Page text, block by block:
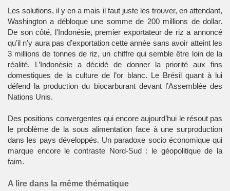
Les solutions, il y en a mais il faut juste les trouver, en attendant,
Washington a débloque une somme de 200 millions de dollar.
De son côté, l’Indonésie, premier exportateur de riz a annoncé
qu’il n’y aura pas d’exportation cette année sans avoir atteint les
3 millions de tonnes de riz, un chiffre qui semble être loin de la
réalité. L’Indonésie a décidé de donner la priorité aux fins
domestiques de la culture de l’or blanc. Le Brésil quant à lui
défend la production du biocarburant devant l’Assemblée des
Nations Unis.
Des positions convergentes qui encore aujourd’hui le résout pas
le problème de la sous alimentation face à une surproduction
dans les pays développés. Un paradoxe socio économique qui
marque encore le contraste Nord-Sud : le géopolitique de la
faim.
A lire dans la même thématique